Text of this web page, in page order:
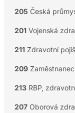
205 Česká
201 Vojenská
211 Zdravotní
209
213RBP,
207Oborová